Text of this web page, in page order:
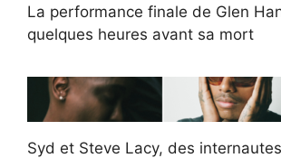
La performance finale de Glen
quelques heures avant sa mort
Syd et Steve Lacy, des